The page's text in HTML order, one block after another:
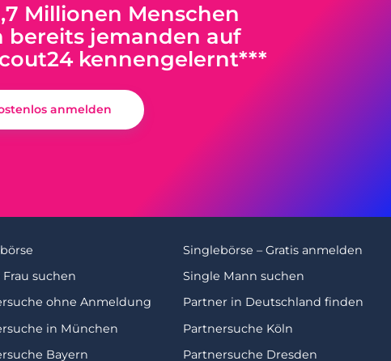
Millionen Menschen
bereits jemanden auf
kennengelernt***
anmelden
Singlebörse – Gratis anmelden
suchen
Single Mann suchen
ohne Anmeldung
Partner in Deutschland finden
in München
Partnersuche Köln
Bayern Partnersuche Dresden